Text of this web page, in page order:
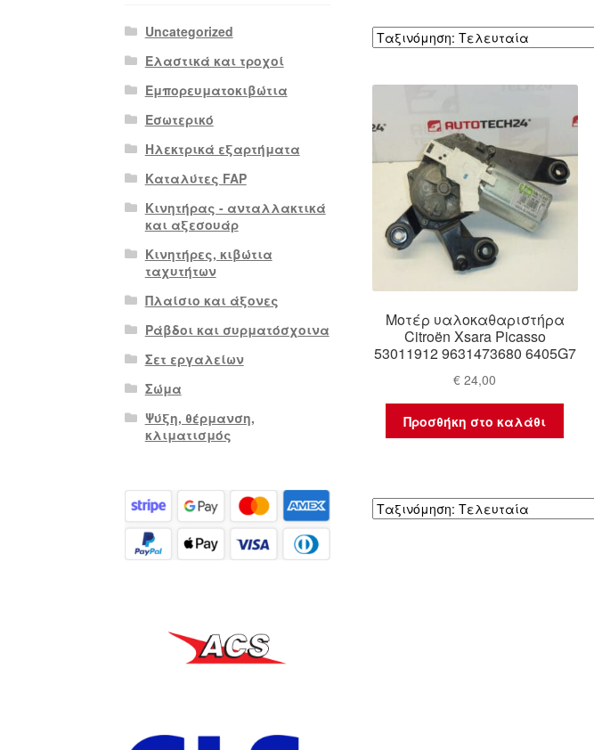
Μοτέρ υαλοκαθαριστήρα
Citroën Xsara Picasso
53011912 9631473680 6405G7
€ 24,00
Προσθήκη στο καλάθι
Uncategorized
Ελαστικά και τροχοί
Εμπορευματοκιβώτια
Εσωτερικό
Ηλεκτρικά εξαρτήματα
Καταλύτες FAP
Κινητήρας - ανταλλακτικά
και αξεσουάρ
Κινητήρες, κιβώτια
ταχυτήτων
Πλαίσιο και άξονες
Ράβδοι και συρματόσχοινα
Σετ εργαλείων
Σώμα
Ψύξη, θέρμανση,
κλιματισμός